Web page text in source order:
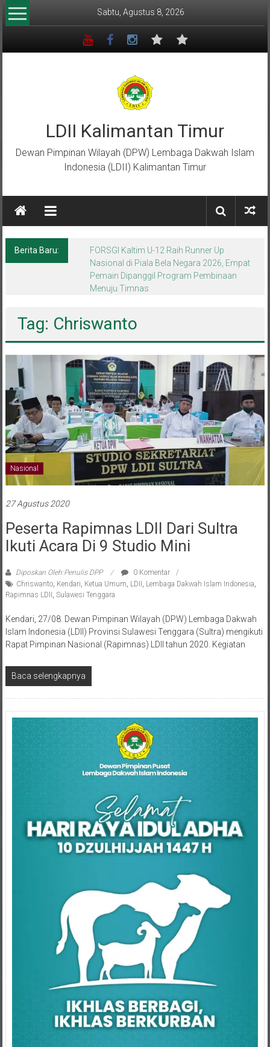
Lompat
ke
Sabtu, Agustus 8, 2026
LDII Kalimantan Timur
Dewan Pimpinan Wilayah (DPW) Lembaga Dakwah Islam
Indonesia (LDII) Kalimantan Timur
Berita Baru:
Menempa Generasi Muda Berkarakter Luhur
di Bumi Perkemahan Makroman Indah
melalui CAI ke-47
Nasional
Ikuti Acara Di 9 Studio Mini
Chriswanto,Kendari,Ketua Umum, LDII,Lembaga Dakwah Islam Indonesia
Rapimnas LDII, Sulawesi Tenggara
Islam Indonesia (LDII) Provinsi Sulawesi Tenggara (Sultra) mengikuti
Rapat Pimpinan Nasional (Rapimnas) LDII tahun 2020. Kegiatan